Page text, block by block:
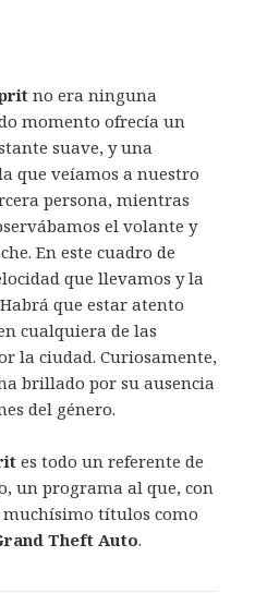
no era ninguna
momento ofrecía un
suave, y una
que veíamos a nuestro
persona, mientras
el volante y
En este cuadro de
que llevamos y la
que estar atento
cualquiera de las
la ciudad. Curiosamente,
brillado por su ausencia
del género.
es todo un referente de
un programa al que, con
muchísimo títulos como
Theft Auto.